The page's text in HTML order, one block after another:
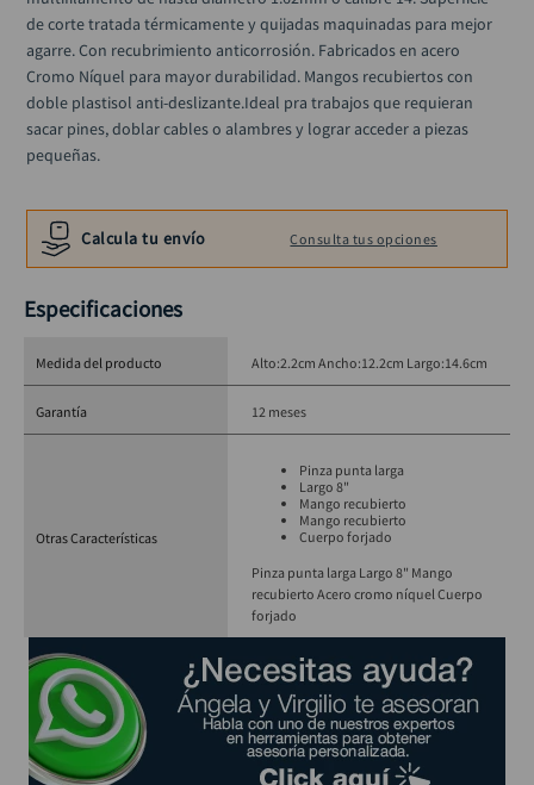
de corte tratada térmicamente y quijadas maquinadas para mejor
agarre. Con recubrimiento anticorrosión. Fabricados en acero
Cromo Níquel para mayor durabilidad. Mangos recubiertos con
doble plastisol anti-deslizante.Ideal pra trabajos que requieran
sacar pines, doblar cables o alambres y lograr acceder a piezas
pequeñas.
Calcula tu envío Consulta tus opciones
Especificaciones
Medida del producto Alto:2.2cm Ancho:12.2cm Largo:14.6cm
Garantía 12 meses
Otras Características
Pinza punta larga
Largo 8"
Mango recubierto
Mango recubierto
Cuerpo forjado
Pinza punta larga Largo 8" Mango
recubierto Acero cromo níquel Cuerpo
forjado